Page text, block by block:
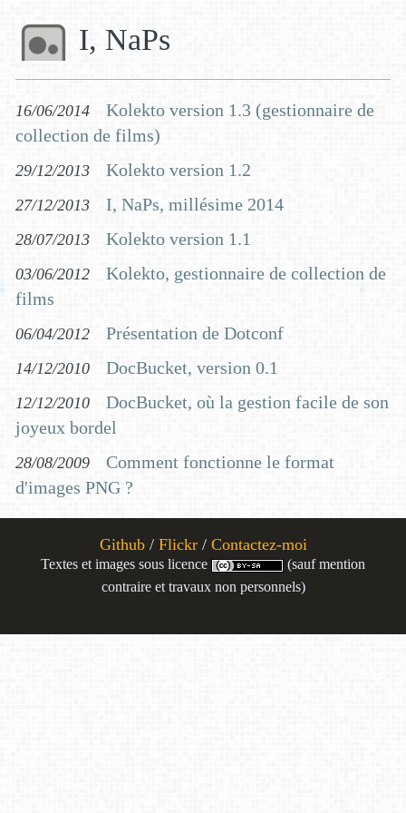
I, NaPs
16/06/2014
Kolekto version 1.3 (gestionnaire de
collection de films)
29/12/2013 Kolekto version 1.2
27/12/2013 I, NaPs, millésime 2014
28/07/2013 Kolekto version 1.1
03/06/2012
Kolekto, gestionnaire de collection de
films
06/04/2012 Présentation de Dotconf
14/12/2010 DocBucket, version 0.1
12/12/2010
DocBucket, où la gestion facile de son
joyeux bordel
28/08/2009
Comment fonctionne le format
d'images PNG ?
Github/ Flickr/ Contactez-moi
Textes et images sous licence
(sauf mention
contraire et travaux non personnels)